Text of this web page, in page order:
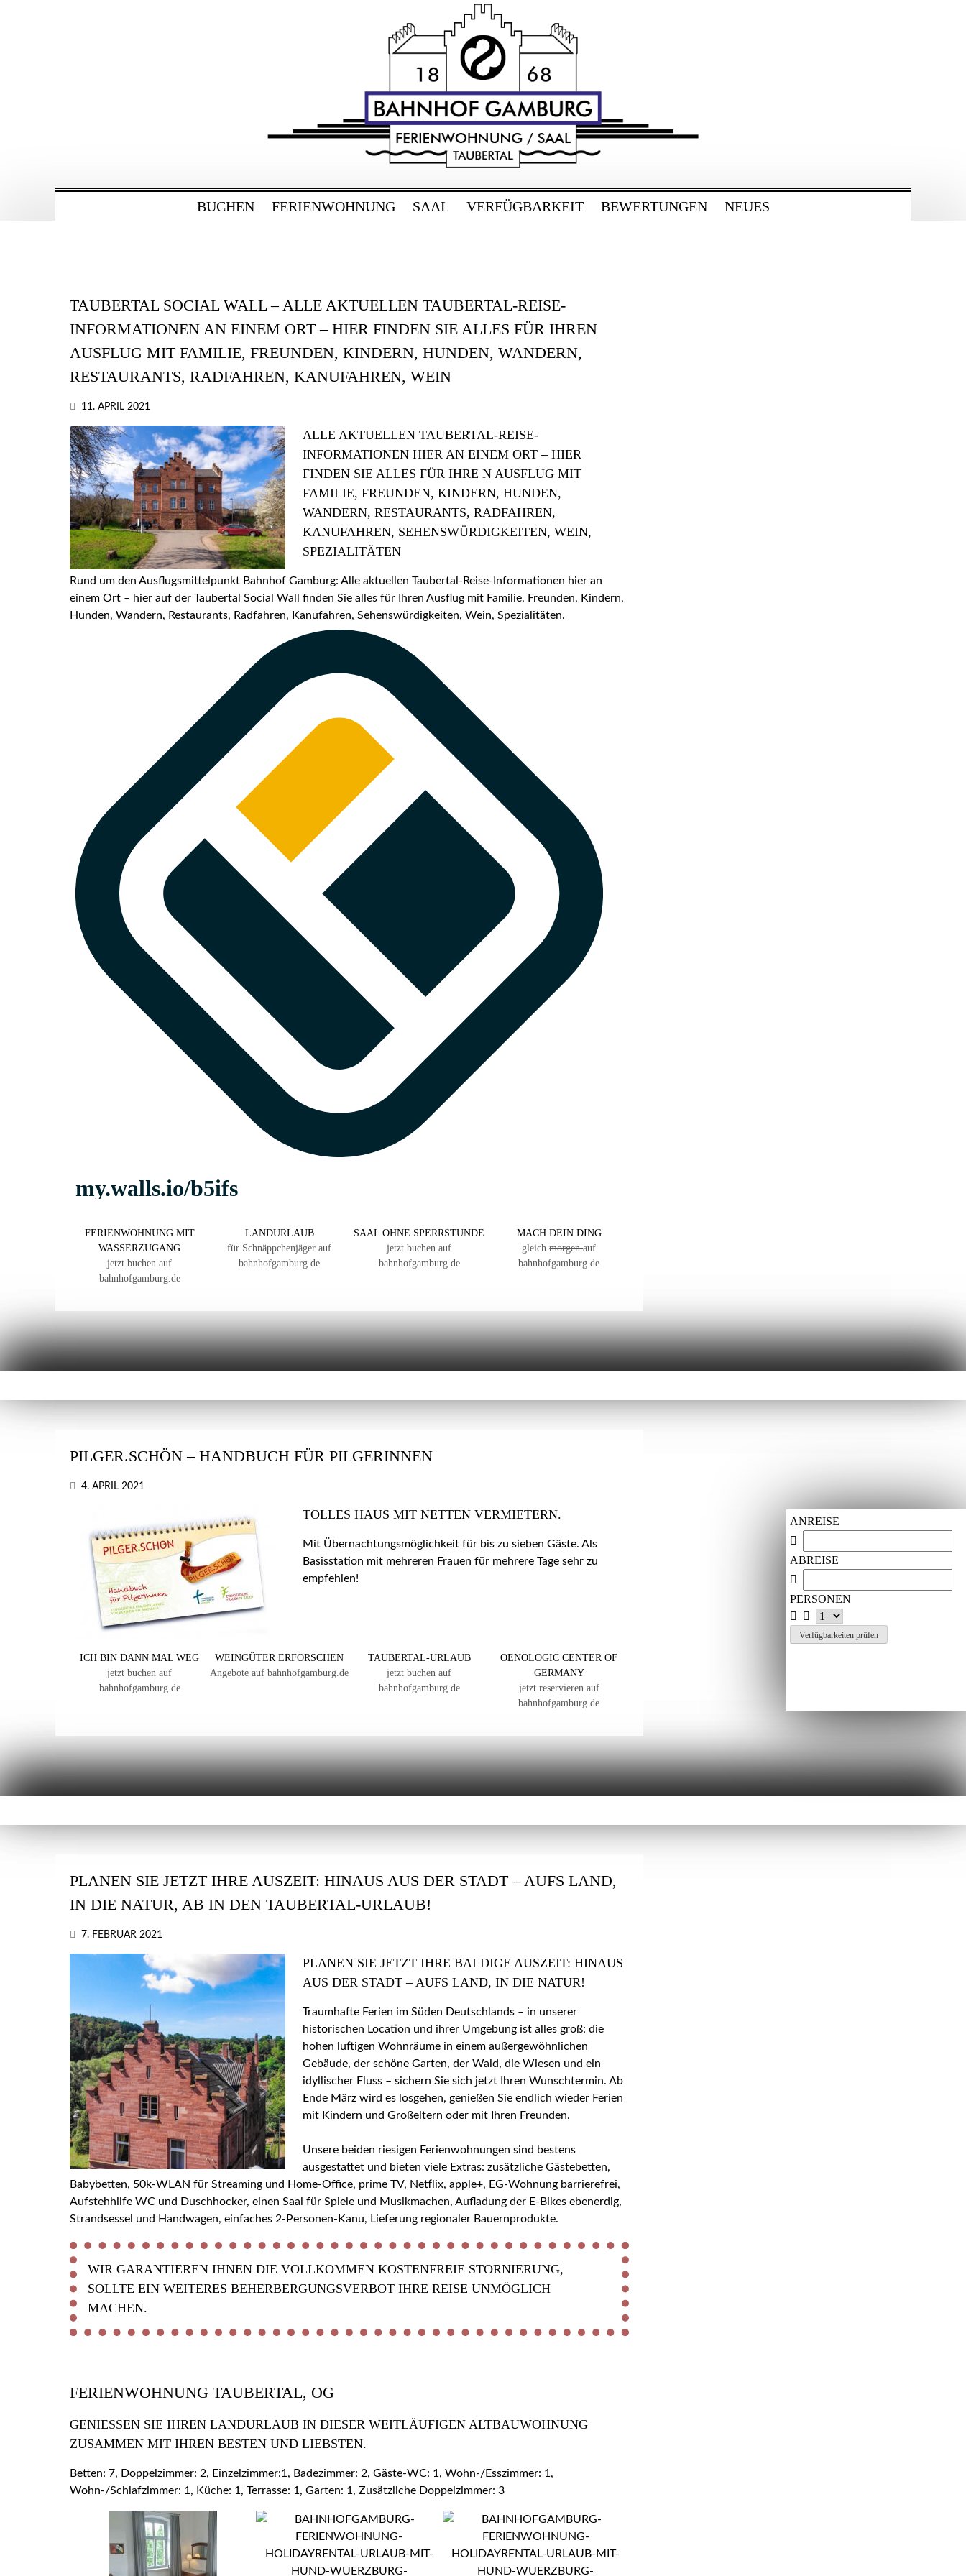
BUCHEN FERIENWOHNUNG SAAL VERFÜGBARKEIT BEWERTUNGEN NEUES
TAUBERTAL SOCIAL WALL – ALLE AKTUELLEN TAUBERTAL-REISE-
INFORMATIONEN AN EINEM ORT – HIER FINDEN SIE ALLES FÜR IHREN
AUSFLUG MIT FAMILIE, FREUNDEN, KINDERN, HUNDEN, WANDERN,
RESTAURANTS, RADFAHREN, KANUFAHREN, WEIN
11. APRIL 2021
ALLE AKTUELLEN TAUBERTAL-REISE-
INFORMATIONEN HIER AN EINEM ORT – HIER
FINDEN SIE ALLES FÜR IHRE N AUSFLUG MIT
FAMILIE, FREUNDEN, KINDERN, HUNDEN,
WANDERN, RESTAURANTS, RADFAHREN,
KANUFAHREN, SEHENSWÜRDIGKEITEN, WEIN,
SPEZIALITÄTEN
Rund um den Ausflugsmittelpunkt Bahnhof Gamburg: Alle aktuellen Taubertal-Reise-Informationen hier an
einem Ort – hier auf der Taubertal Social Wall finden Sie alles für Ihren Ausflug mit Familie, Freunden, Kindern,
Hunden, Wandern, Restaurants, Radfahren, Kanufahren, Sehenswürdigkeiten, Wein, Spezialitäten.
FERIENWOHNUNG MIT
WASSERZUGANG
jetzt buchen auf
bahnhofgamburg.de
LANDURLAUB
für Schnäppchenjäger auf
bahnhofgamburg.de
SAAL OHNE SPERRSTUNDE
jetzt buchen auf
bahnhofgamburg.de
MACH DEIN DING
gleichmorgenauf
bahnhofgamburg.de
PILGER.SCHÖN – HANDBUCH FÜR PILGERINNEN
4. APRIL 2021
TOLLES HAUS MIT NETTEN VERMIETERN.
Mit Übernachtungsmöglichkeit für bis zu sieben Gäste. Als
Basisstation mit mehreren Frauen für mehrere Tage sehr zu
empfehlen!
ICH BIN DANN MAL WEG
jetzt buchen auf
bahnhofgamburg.de
WEINGÜTER ERFORSCHEN
Angebote auf bahnhofgamburg.de
TAUBERTAL-URLAUB
jetzt buchen auf
bahnhofgamburg.de
OENOLOGIC CENTER OF
GERMANY
jetzt reservieren auf
bahnhofgamburg.de
PLANEN SIE JETZT IHRE AUSZEIT: HINAUS AUS DER STADT – AUFS LAND,
IN DIE NATUR, AB IN DEN TAUBERTAL-URLAUB!
7. FEBRUAR 2021
PLANEN SIE JETZT IHRE BALDIGE AUSZEIT: HINAUS
AUS DER STADT – AUFS LAND, IN DIE NATUR!
Traumhafte Ferien im Süden Deutschlands – in unserer
historischen Location und ihrer Umgebung ist alles groß: die
hohen luftigen Wohnräume in einem außergewöhnlichen
Gebäude, der schöne Garten, der Wald, die Wiesen und ein
idyllischer Fluss – sichern Sie sich jetzt Ihren Wunschtermin. Ab
Ende März wird es losgehen, genießen Sie endlich wieder Ferien
mit Kindern und Großeltern oder mit Ihren Freunden.
Unsere beiden riesigen Ferienwohnungen sind bestens
ausgestattet und bieten viele Extras: zusätzliche Gästebetten,
Babybetten, 50k-WLAN für Streaming und Home-Office, prime TV, Netflix, apple+, EG-Wohnung barrierefrei,
Aufstehhilfe WC und Duschhocker, einen Saal für Spiele und Musikmachen, Aufladung der E-Bikes ebenerdig,
Strandsessel und Handwagen, einfaches 2-Personen-Kanu, Lieferung regionaler Bauernprodukte.
WIR GARANTIEREN IHNEN DIE VOLLKOMMEN KOSTENFREIE STORNIERUNG,
SOLLTE EIN WEITERES BEHERBERGUNGSVERBOT IHRE REISE UNMÖGLICH
MACHEN.
FERIENWOHNUNG TAUBERTAL, OG
GENIESSEN SIE IHREN LANDURLAUB IN DIESER WEITLÄUFIGEN ALTBAUWOHNUNG Z
USAMMEN MIT IHREN BESTEN UND LIEBSTEN.
Betten: 7, Doppelzimmer: 2, Einzelzimmer:1, Badezimmer: 2, Gäste-WC: 1, Wohn-/Esszimmer: 1,
Wohn-/Schlafzimmer: 1, Küche: 1, Terrasse: 1, Garten: 1, Zusätzliche Doppelzimmer: 3
ANREISE
ABREISE
PERSONEN
Verfügbarkeiten prüfen